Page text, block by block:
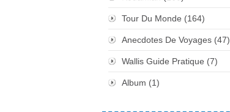
Tour Du Monde (164)
Anecdotes De Voyages (47)
Wallis Guide Pratique (7)
Album (1)